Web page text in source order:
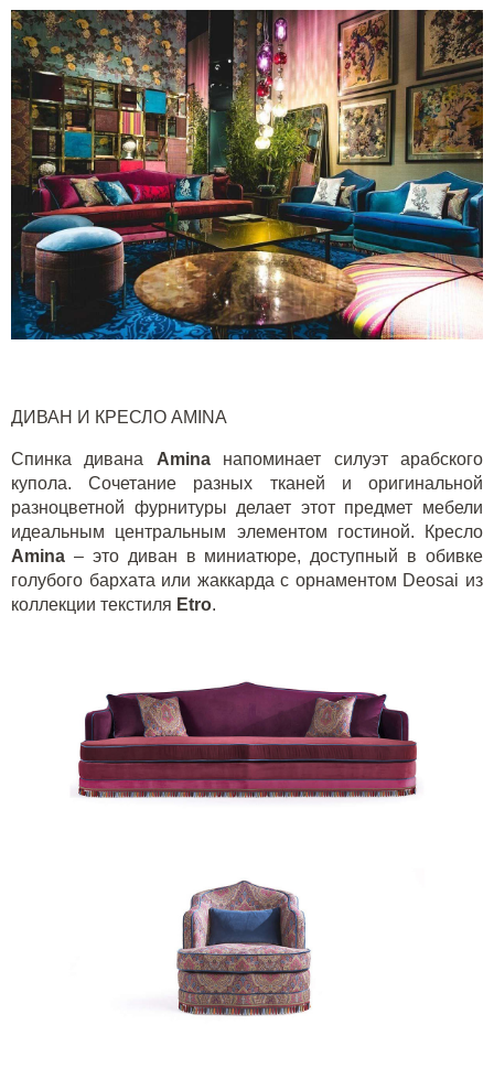
ДИВАН И КРЕСЛО AMINA
Спинка дивана Amina
напоминает силуэт арабского
купола. Сочетание разных тканей и оригинальной
разноцветной фурнитуры делает этот предмет мебели
идеальным центральным элементом гостиной. Кресло
Amina – это диван в миниатюре, доступный в обивке
голубого бархата или жаккарда с орнаментом Deosai из
коллекции текстиля Etro.